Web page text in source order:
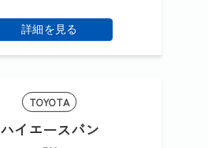
詳細を見る
TOYOTA
ハイエースバン